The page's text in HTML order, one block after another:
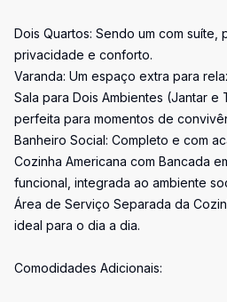
Dois Quartos: Sendo um com suíte,
privacidade e conforto.
Varanda: Um espaço extra para
Sala para Dois Ambientes (Jantar e
perfeita para momentos de
Banheiro Social: Completo e com
Cozinha Americana com Bancada
funcional, integrada ao ambiente
Área de Serviço Separada da
ideal para o dia a dia.
Comodidades Adicionais: